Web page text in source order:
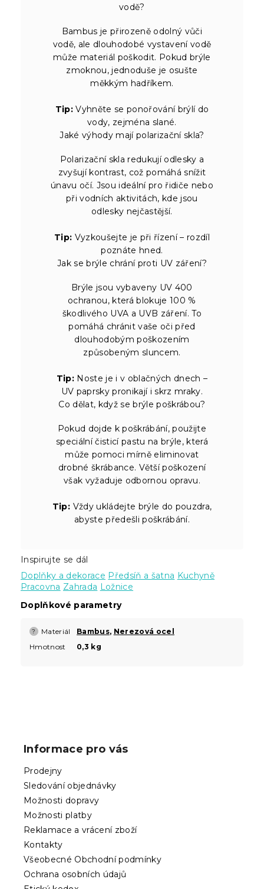
vodě?
Bambus je přirozeně odolný vůči
vodě, ale dlouhodobé vystavení vodě
může materiál poškodit. Pokud brýle
zmoknou, jednoduše je osušte
měkkým hadříkem.
Tip: Vyhněte se ponořování brýlí do
vody, zejména slané.
Jaké výhody mají polarizační skla?
Polarizační skla redukují odlesky a
zvyšují kontrast, což pomáhá snížit
únavu očí. Jsou ideální pro řidiče nebo
při vodních aktivitách, kde jsou
odlesky nejčastější.
Tip: Vyzkoušejte je při řízení – rozdíl
poznáte hned.
Jak se brýle chrání proti UV záření?
Brýle jsou vybaveny UV 400
ochranou, která blokuje 100 %
škodlivého UVA a UVB záření. To
pomáhá chránit vaše oči před
dlouhodobým poškozením
způsobeným sluncem.
Tip: Noste je i v oblačných dnech –
UV paprsky pronikají i skrz mraky.
Co dělat, když se brýle poškrábou?
Pokud dojde k poškrábání, použijte
speciální čisticí pastu na brýle, která
může pomoci mírně eliminovat
drobné škrábance. Větší poškození
však vyžaduje odbornou opravu.
Tip: Vždy ukládejte brýle do pouzdra,
abyste předešli poškrábání.
Inspirujte se dál
Doplňky a dekorace Předsíň a šatna Kuchyně
Pracovna Zahrada Ložnice
Doplňkové parametry
? Materiál Bambus, Nerezová ocel
Hmotnost
0,3 kg
Informace pro vás
Prodejny
Sledování objednávky
Možnosti dopravy
Možnosti platby
Reklamace a vrácení zboží
Kontakty
Všeobecné Obchodní podmínky
Ochrana osobních údajů